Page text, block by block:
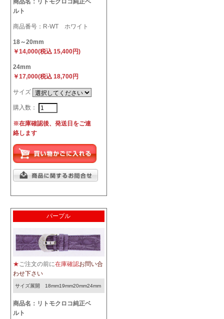
商品名：リトモクロコ純正ベ
ルト
商品番号：R-WT ホワイト
18～20mm
￥14,000(税込 15,400円)
24mm
￥17,000(税込 18,700円
サイズ
購入数：
※在庫確認後、発送日をご連
絡します
パープル
★ご注文の前に在庫確認お問い合
わせ下さい
サイズ展開 18mm19mm20mm24mm
商品名：リトモクロコ純正ベ
ルト